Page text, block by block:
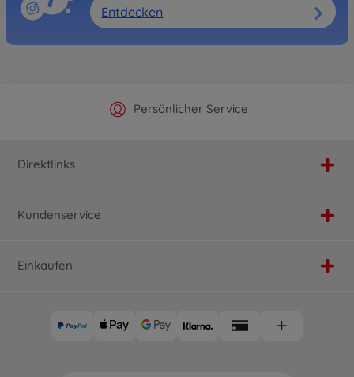
Entdecken
Offizieller Hersteller Shop
Persönlicher Service
Versandkostenfrei ab 25€
Schnelle Lieferung
Direktlinks
Kundenservice
Einkaufen